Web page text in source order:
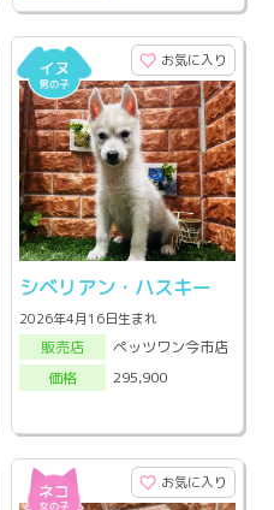
お気に入り
シベリアン・ハスキー
2026年4月16日生まれ
販売店
ペッツワン今市店
価格
295,900
お気に入り